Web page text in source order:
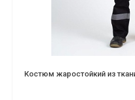
Костюм жаростойкий из